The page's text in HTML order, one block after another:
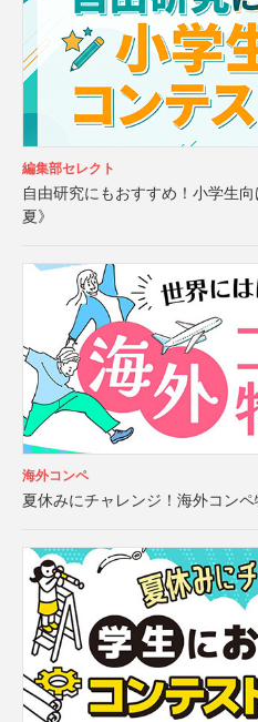
編集部セレクト
自由研究にもおすすめ！小学生
夏》
海外コンペ
夏休みにチャレンジ！海外コン